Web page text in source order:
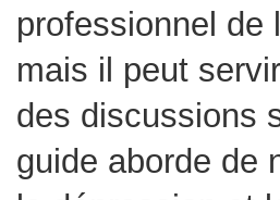
professionnel de
mais il peut
des discussions
guide aborde de